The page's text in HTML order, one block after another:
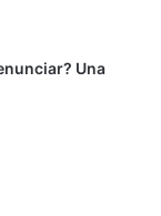
Una